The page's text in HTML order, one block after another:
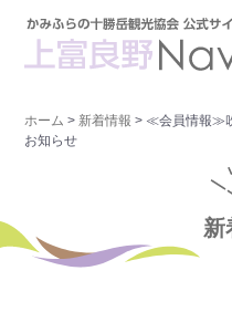
ホーム > 新着情報 > ≪会員情報≫
お知らせ
新